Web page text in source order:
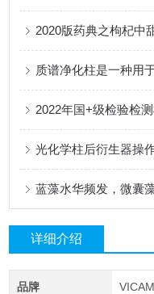
2020版药典之枸杞中
2022年国+级检验检
光化学柱后衍生器操
蓝藻水华频发，微囊
详细介绍
品牌